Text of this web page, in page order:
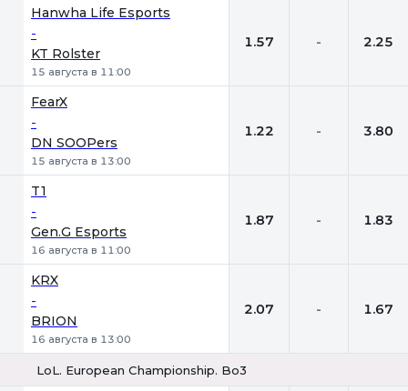
Hanwha Life Esports
-
KT Rolster
15 августа в 11:00
1.57 - 2.25
FearX
-
DN SOOPers
15 августа в 13:00
1.22 - 3.80
T1
-
Gen.G Esports
16 августа в 11:00
1.87 - 1.83
KRX
-
BRION
16 августа в 13:00
2.07 - 1.67
LoL. European Championship. Bo3